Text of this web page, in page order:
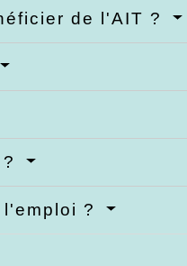
de l'AIT ?
?